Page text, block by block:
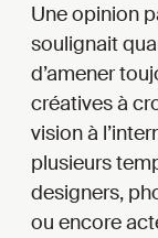
Une opinion
soulignait
d’amener
créatives à
vision à
plusieurs
designers,
ou encore